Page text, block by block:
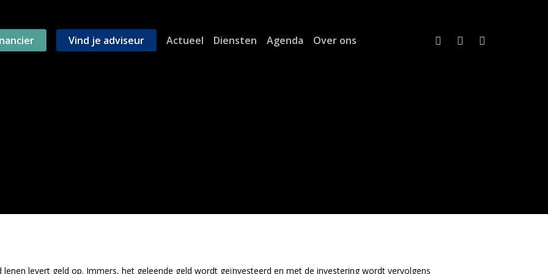
Vind je adviseur Actueel Diensten Agenda Over ons twitterlinkedin
email
levert geld op. Immers, het geleende geld wordt geïnvesteerd en met de investering wordt vervolgens